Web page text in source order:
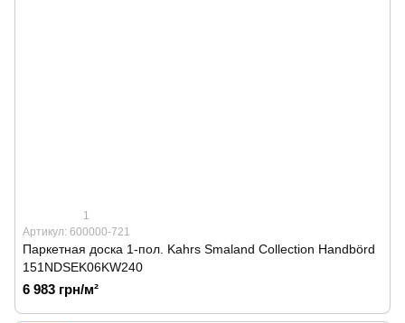
1
Артикул: 600000-721
Паркетная доска 1-пол. Kahrs Smaland Collection Handbörd
151NDSEK06KW240
6 983 грн/м²